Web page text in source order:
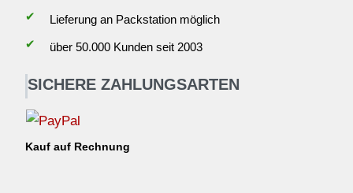
✔
Lieferung an Packstation möglich
✔
über 50.000 Kunden seit 2003
SICHERE ZAHLUNGSARTEN
Kauf auf Rechnung